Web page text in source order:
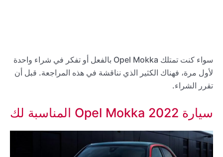
سواء كنت تمتلك Opel Mokka بالفعل أو تفكر في شراء واحدة
لأول مرة، فهناك الكثير الذي نناقشة في هذه المراجعة. قبل أن
تقرر الشراء.
سيارة 2022 Opel Mokka المناسبة لك